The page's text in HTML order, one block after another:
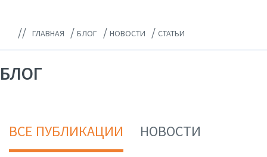
// ГЛАВНАЯ / БЛОГ / НОВОСТИ / СТАТЬИ
БЛОГ
ВСЕ ПУБЛИКАЦИИ
НОВОСТИ